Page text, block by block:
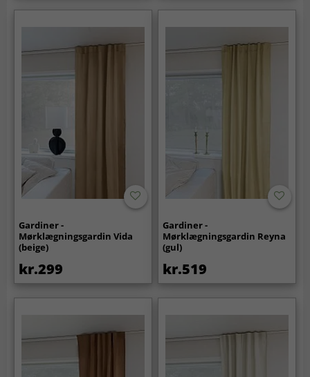
Gardiner -
Mørklægningsgardin Vida
(beige)
kr.299
Gardiner -
Mørklægningsgardin Reyna
(gul)
kr.519